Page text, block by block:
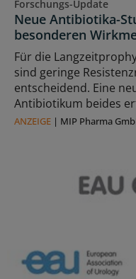
Forschungs-Update
Neue Antibiotika-
besonderen
Für die
sind geringe
entscheidend. Eine
Antibiotikum beides
ANZEIGE | MIP Pharma